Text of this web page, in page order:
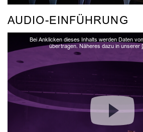
AUDIO-EINFÜHRUNG
Bei Anklicken dieses Inhalts werden Daten
übertragen. Näheres dazu in unserer